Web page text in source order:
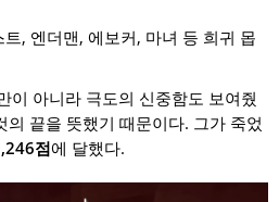
, 엔더맨, 에보커, 마녀 등 희귀 몹
이 아니라 극도의 신중함도 보여줬
의 끝을 뜻했기 때문이다. 그가 죽었
점에 달했다.